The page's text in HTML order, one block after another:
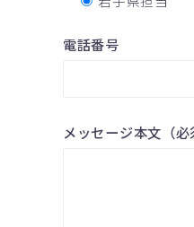
電話番号
メッセージ本文（必